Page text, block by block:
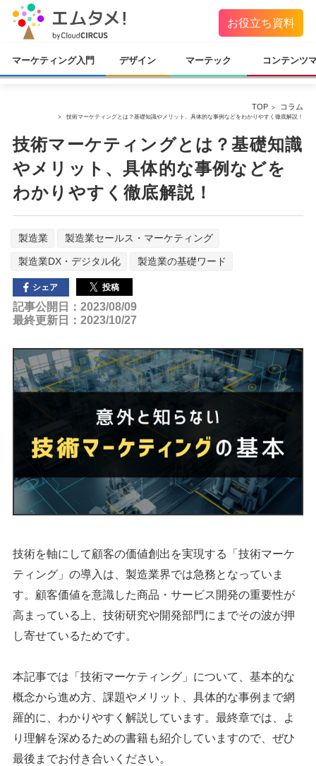
お役立ち資料
マーケティング入門 デザイン マーテック コンテンツ
TOP コラム
技術マーケティングとは？基礎知識やメリット、具体的な事例などをわかりやすく徹底解説！
技術マーケティングとは？基礎知識
やメリット、具体的な事例などを
わかりやすく徹底解説！
製造業 製造業セールス・マーケティング
製造業DX・デジタル化 製造業の基礎ワード
シェア 投稿
記事公開日：2023/08/09
最終更新日：2023/10/27
技術を軸にして顧客の価値創出を実現する「技術マーケ
ティング」の導入は、製造業界では急務となっていま
す。顧客価値を意識した商品・サービス開発の重要性が
高まっている上、技術研究や開発部門にまでその波が押
し寄せているためです。
本記事では「技術マーケティング」について、基本的な
概念から進め方、課題やメリット、具体的な事例まで網
羅的に、わかりやすく解説しています。最終章では、よ
り理解を深めるための書籍も紹介していますので、ぜひ
最後までお付き合いください。